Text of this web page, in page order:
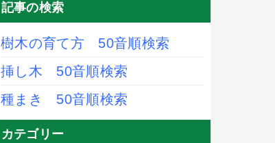
記事の検索
樹木の育て方 50音順検索
挿し木 50音順検索
種まき 50音順検索
カテゴリー